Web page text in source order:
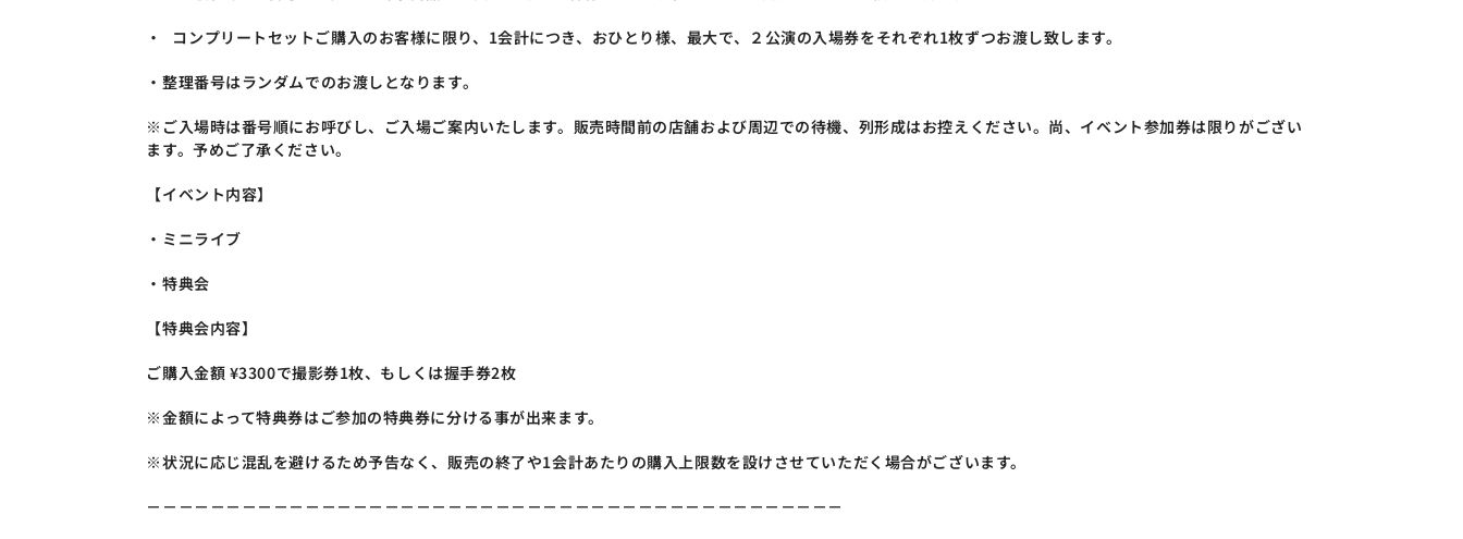
・	コンプリートセットご購入のお客様に限り、1会計につき、おひとり様、最大で、２公演の入場券をそれぞれ1枚ずつお渡し致します。
・整理番号はランダムでのお渡しとなります。
※ご入場時は番号順にお呼びし、ご入場ご案内いたします。販売時間前の店舗および周辺での待機、列形成はお控えください。尚、イベント参加券は限りがござい
ます。予めご了承ください。
【イベント内容】
・ミニライブ
・特典会
【特典会内容】
ご購入金額 ¥3300で撮影券1枚、もしくは握手券2枚
※金額によって特典券はご参加の特典券に分ける事が出来ます。
※状況に応じ混乱を避けるため予告なく、販売の終了や1会計あたりの購入上限数を設けさせていただく場合がございます。
－－－－－－－－－－－－－－－－－－－－－－－－－－－－－－－－－－－－－－－－－－－－